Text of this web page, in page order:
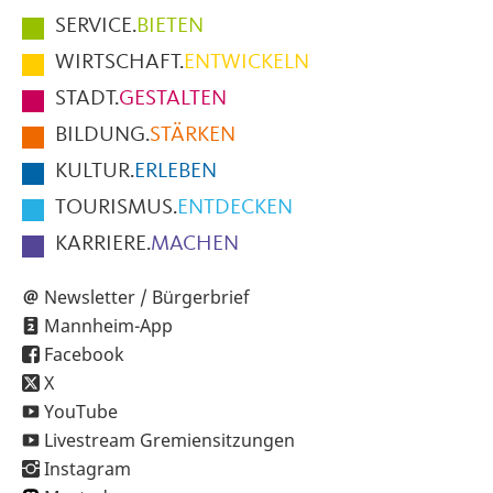
Hauptmenüpunkte
im
Fußbereich
der
Seite
SERVICE.BIETEN
WIRTSCHAFT.ENTWICKELN
STADT.GESTALTEN
BILDUNG.STÄRKEN
KULTUR.ERLEBEN
TOURISMUS.ENTDECKEN
KARRIERE.MACHEN
Newsletter / Bürgerbrief
Mannheim-App
Facebook
X
YouTube
Livestream Gremiensitzungen
Instagram